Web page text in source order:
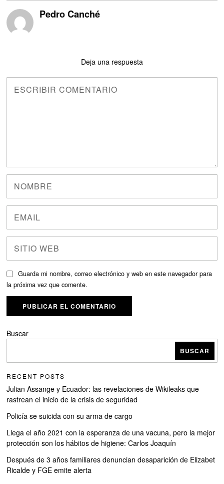
Pedro Canché
Deja una respuesta
Guarda mi nombre, correo electrónico y web en este navegador para
la próxima vez que comente.
Buscar
BUSCAR
RECENT POSTS
Julian Assange y Ecuador: las revelaciones de Wikileaks que
rastrean el inicio de la crisis de seguridad
Policía se suicida con su arma de cargo
Llega el año 2021 con la esperanza de una vacuna, pero la mejor
protección son los hábitos de higiene: Carlos Joaquín
Después de 3 años familiares denuncian desaparición de Elizabet
Ricalde y FGE emite alerta